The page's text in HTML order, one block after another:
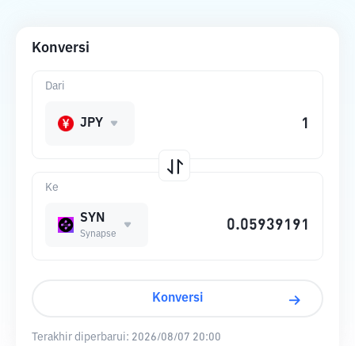
Konversi
Ke
SYN
Synapse
Dari
JPY
Konversi
Terakhir diperbarui: 2026/08/07 20:00